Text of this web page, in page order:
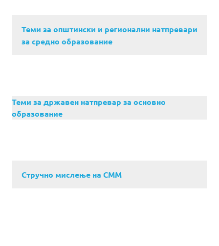
Теми за општински и регионални натпревари
за средно образование
Теми за државен натпревар за основно
образование
Стручно мислење на СММ